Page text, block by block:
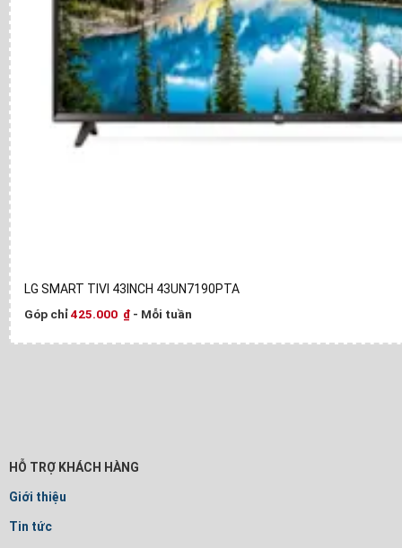
LG SMART TIVI 43INCH 43UN7190PTA
Góp chỉ425.000 ₫ - Mỗi tuần
HỖ TRỢ KHÁCH HÀNG
Giới thiệu
Tin tức